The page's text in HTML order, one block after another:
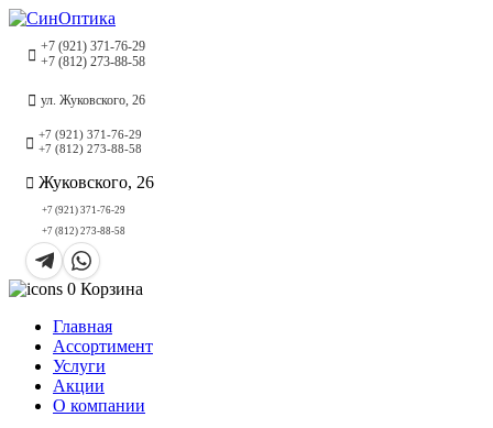
+7 (921) 371-76-29
+7 (812) 273-88-58
ул. Жуковского, 26
+7 (921) 371-76-29
+7 (812) 273-88-58
Жуковского, 26
+7 (921) 371-76-29
+7 (812) 273-88-58
0 Корзина
Главная
Ассортимент
Услуги
Акции
О компании